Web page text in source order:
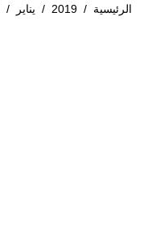
الرئيسية /
2019
/ يناير /